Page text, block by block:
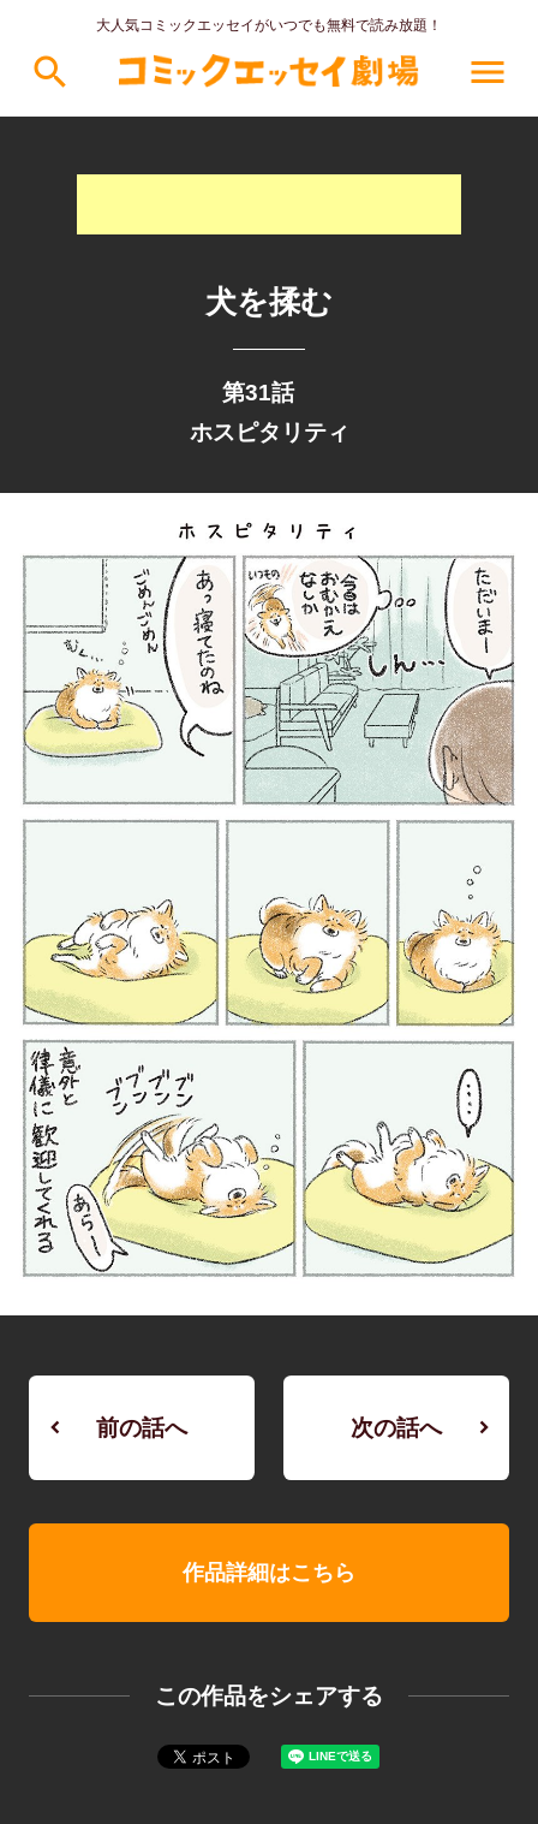
大人気コミックエッセイがいつでも無料で読み放題！
search menu
犬を揉む
第31話
ホスピタリティ
前の話へ 次の話へ
作品詳細はこちら
この作品をシェアする